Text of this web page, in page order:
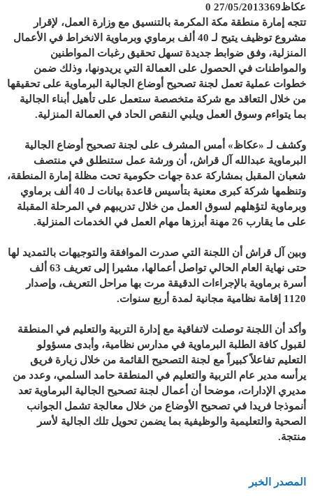
عكاظ27/05/2013369 0
تتجه إمارة منطقة مكة المكرمة بالتنسيق مع وزارة العمل، لإقرار
مشروع توظيف يتيح لـ 40 ألف برماوي وبرماوية الانخراط في الأعمال
المنزلية، وفق ضوابط جديدة تسهل تحقيق رغبات المواطنين
والمواطنات في الحصول على العمالة التي يريدونها، وذلك ضمن
خطوات عملية تعمل لجنة تصحيح أوضاع الجالية البرماوية على تحقيقها
من خلال التعاقد مع شركة متخصصة ستعمل على تأهيل أبناء الجالية
بما يتواءم وسوق العمل ويلبي النقص الحاد في العمالة المنزلية.
وكشف لـ «عكاظ» أمس المشرف على لجنة تصحيح أوضاع الجالية
البرماوية عبدالله آل قراش، أن ورشة عمل ستنطلق في منتصف
شعبان المقبل بمشاركة عدة جهات حكومية تحت مظلة إمارة المنطقة،
وتنظمها شركة كبرى معنية بتأسيس قاعدة بيانات لـ 40 ألف برماوي
وبرماوية لتؤهلهم لسوق العمل من خلال تدريبهم في المرحلة المقبلة
على ما يقارب 26 مهنة أبرزها مهام العمل في الخدمات المنزلية.
وبين آل قراش أن اللجنة التي صدرت الموافقة والتوجيهات بالتمديد لها
حتى نهاية العام الحالي تواصل أعمالها، مشيرا إلى تعريف 63 ألف
أسرة برماوية بالإجراءات الدقيقة مرت بها مراحل التعريف، وإصدار
1120 إقامة نظامية مجانية لمدة أربع سنوات.
وأكد أن اللجنة توصلت لاتفاقية مع إدارة التربية والتعليم في المنطقة
لقبول كافة الطلبة البرماوية في مدارس نظامية، وأبدى مسؤولو
التعليم تفاعلاً كبيراً مع لجنة التصحيح القائمة من خلال زيارة فريق
يرأسه مدير عام التربية والتعليم في المنطقة حامد السلمي، وعدد من
مديري الإدارات، موضحا أن أعمال لجنة تصحيح الجالية البرماوية تعد
أنموذجا فريدا في تصحيح الأوضاع من خلال معالجة تشمل الجوانب
الصحية والتعليمية والوظيفية بما يضمن تحويل تلك الجالية لأسر
منتجة.
المصدر الخبر